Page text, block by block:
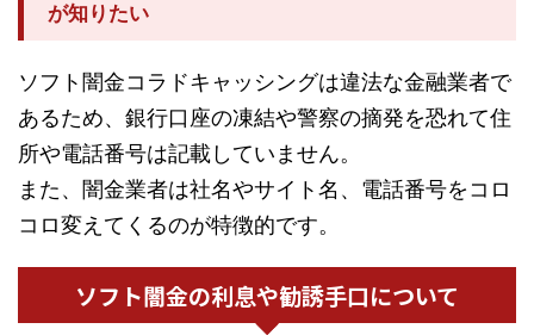
が知りたい
ソフト闇金コラドキャッシングは違法な金融業者で
あるため、銀行口座の凍結や警察の摘発を恐れて住
所や電話番号は記載していません。
また、闇金業者は社名やサイト名、電話番号をコロ
コロ変えてくるのが特徴的です。
ソフト闇金の利息や勧誘手口について